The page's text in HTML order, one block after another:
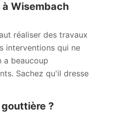
Wisembach
réaliser des travaux
interventions qui ne
a beaucoup
Sachez qu'il dresse
?